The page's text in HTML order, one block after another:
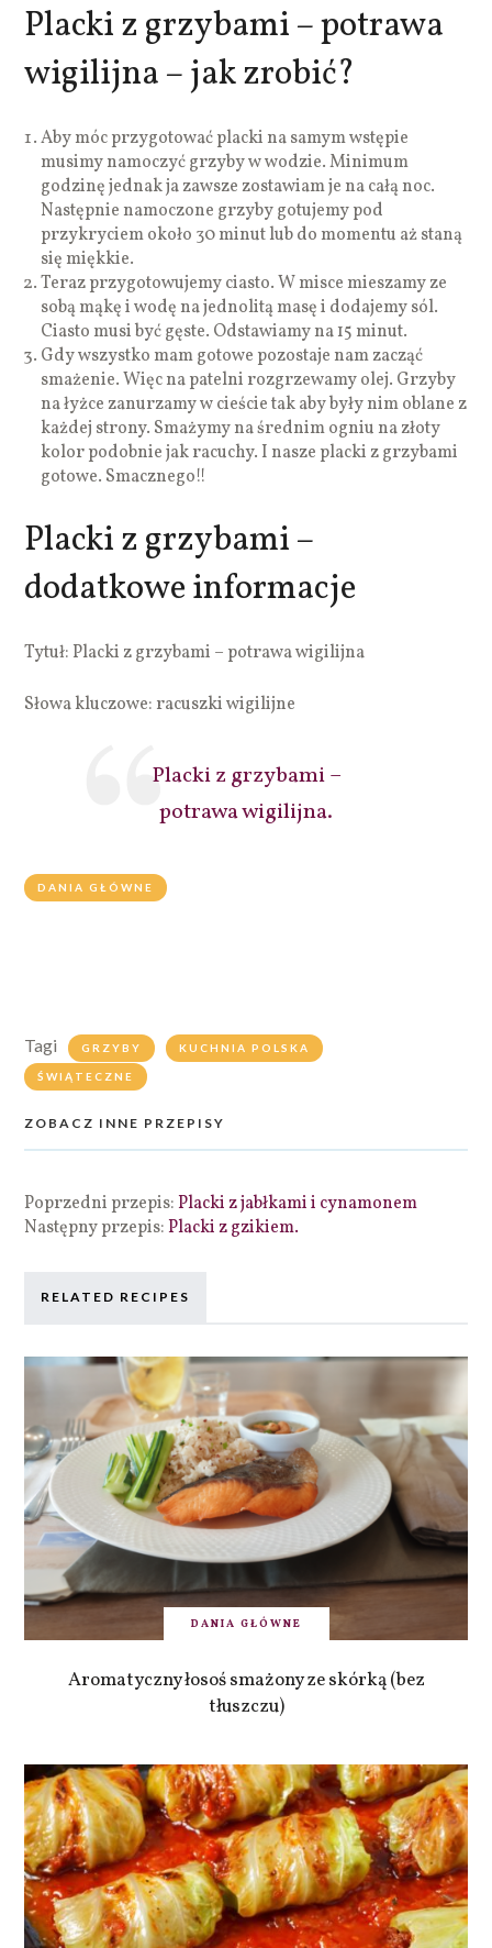
Placki z grzybami – potrawa
wigilijna – jak zrobić?
Aby móc przygotować placki na samym wstępie
musimy namoczyć grzyby w wodzie. Minimum
godzinę jednak ja zawsze zostawiam je na całą noc.
Następnie namoczone grzyby gotujemy pod
przykryciem około 30 minut lub do momentu aż staną
się miękkie.
Teraz przygotowujemy ciasto. W misce mieszamy ze
sobą mąkę i wodę na jednolitą masę i dodajemy sól.
Ciasto musi być gęste. Odstawiamy na 15 minut.
Gdy wszystko mam gotowe pozostaje nam zacząć
smażenie. Więc na patelni rozgrzewamy olej. Grzyby
na łyżce zanurzamy w cieście tak aby były nim oblane z
każdej strony. Smażymy na średnim ogniu na złoty
kolor podobnie jak racuchy. I nasze placki z grzybami
gotowe. Smacznego!!
Placki z grzybami –
dodatkowe informacje
Tytuł: Placki z grzybami – potrawa wigilijna
Słowa kluczowe: racuszki wigilijne
Placki z grzybami –
potrawa wigilijna.
DANIA GŁÓWNE
Tagi GRZYBY KUCHNIA POLSKA
ŚWIĄTECZNE
ZOBACZ INNE PRZEPISY
Poprzedni przepis:Placki z jabłkami i cynamonem
Następny przepis:Placki z gzikiem.
RELATED RECIPES
DANIA GŁÓWNE
Aromatyczny łosoś smażony ze skórką (bez
tłuszczu)